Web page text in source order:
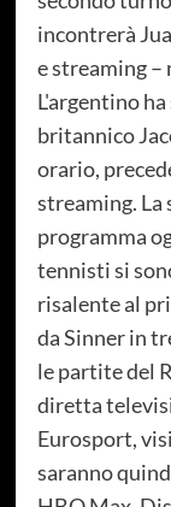
incontrerà
e streaming –
L'argentino
britannico
orario,
streaming. La
programma
tennisti si
risalente al
da Sinner in
le partite del
diretta
Eurosport,
saranno